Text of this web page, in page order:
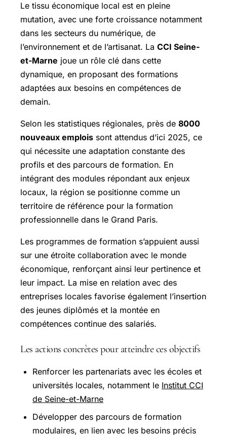
Le tissu économique local est en pleine
mutation, avec une forte croissance notamment
dans les secteurs du numérique, de
l’environnement et de l’artisanat. La CCI Seine-
et-Marne joue un rôle clé dans cette
dynamique, en proposant des formations
adaptées aux besoins en compétences de
demain.
Selon les statistiques régionales, près de 8000
nouveaux emplois sont attendus d’ici 2025, ce
qui nécessite une adaptation constante des
profils et des parcours de formation. En
intégrant des modules répondant aux enjeux
locaux, la région se positionne comme un
territoire de référence pour la formation
professionnelle dans le Grand Paris.
Les programmes de formation s’appuient aussi
sur une étroite collaboration avec le monde
économique, renforçant ainsi leur pertinence et
leur impact. La mise en relation avec des
entreprises locales favorise également l’insertion
des jeunes diplômés et la montée en
compétences continue des salariés.
Les actions concrètes pour atteindre ces objectifs
Renforcer les partenariats avec les écoles et
universités locales, notamment le Institut CCI
de Seine-et-Marne
Développer des parcours de formation
modulaires, en lien avec les besoins précis